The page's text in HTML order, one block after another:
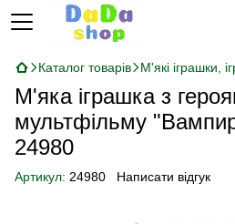
Каталог товарів М'які іграшки,
М'яка іграшка з
мультфільму
24980
Артикул: 24980 Написати відгук